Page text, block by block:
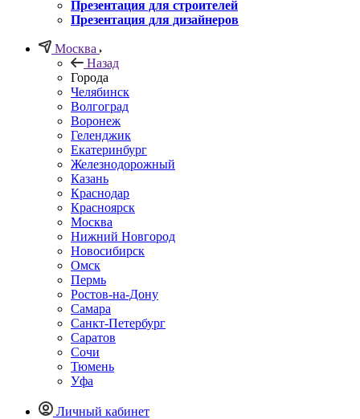
Презентация для строителей
Презентация для дизайнеров
Москва
Назад
Города
Челябинск
Волгоград
Воронеж
Геленджик
Екатеринбург
Железнодорожный
Казань
Краснодар
Красноярск
Москва
Нижний Новгород
Новосибирск
Омск
Пермь
Ростов-на-Дону
Самара
Санкт-Петербург
Саратов
Сочи
Тюмень
Уфа
Личный кабинет